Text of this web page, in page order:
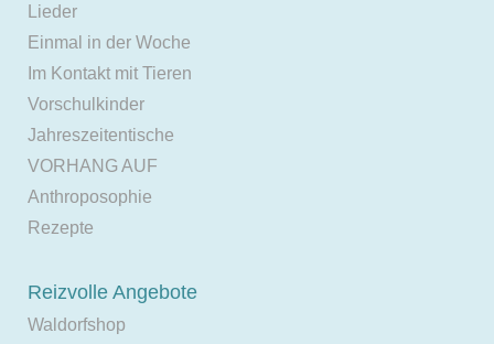
Lieder
Einmal in der Woche
Im Kontakt mit Tieren
Vorschulkinder
Jahreszeitentische
VORHANG AUF
Anthroposophie
Rezepte
Reizvolle Angebote
Waldorfshop